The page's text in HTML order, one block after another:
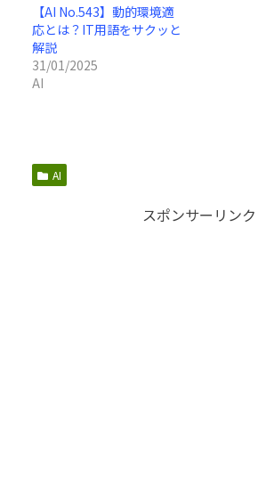
【AI No.543】動的環境適
応とは？IT用語をサクッと
解説
31/01/2025
AI
AI
スポンサーリンク